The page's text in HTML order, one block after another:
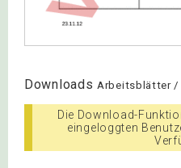
Downloads Arbeitsblätter /
Die Download-
eingeloggten